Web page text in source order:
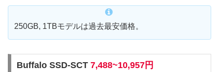
250GB, 1TBモデルは過去最安価格。
Buffalo SSD-SCT 7,488~10,957円